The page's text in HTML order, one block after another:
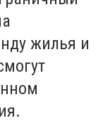
жилья и